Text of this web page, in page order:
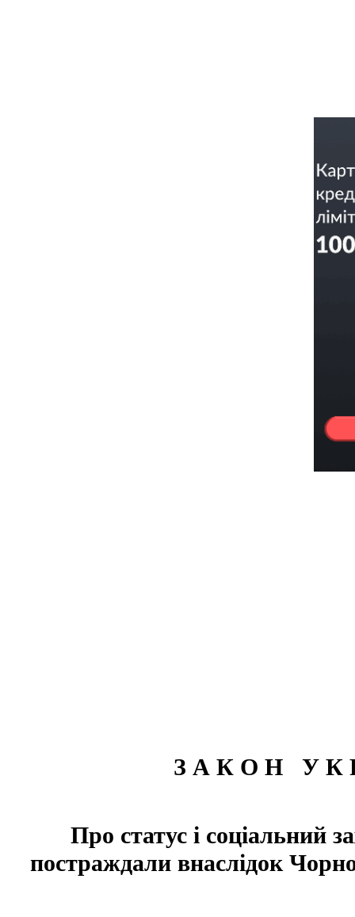
З А К О Н У К
Про статус і соціальний
постраждали внаслідок